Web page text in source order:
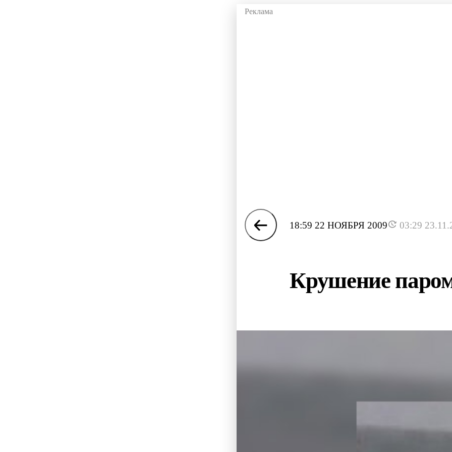
18:59 22 НОЯБРЯ 2009 03:29
Крушение